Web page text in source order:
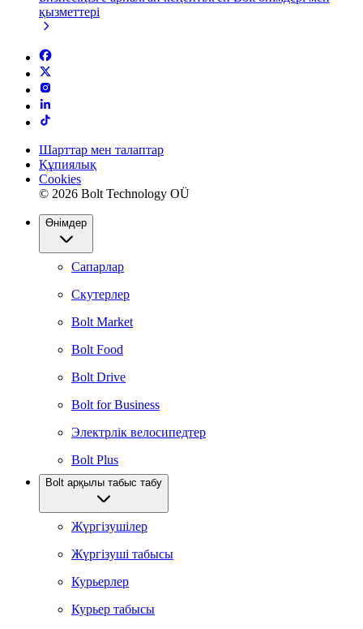
қызметтері
Шарттар мен талаптар
Құпиялық
Cookies
© 2026 Bolt Technology OÜ
Өнімдер
Сапарлар
Скутерлер
Bolt Market
Bolt Food
Bolt Drive
Bolt for Business
Электрлік велосипедтер
Bolt Plus
Bolt арқылы табыс табу
Жүргізушілер
Жүргізуші табысы
Курьерлер
Курьер табысы